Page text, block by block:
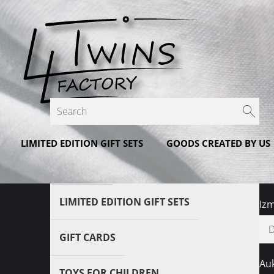
LIMITED EDITION GIFT SETS GOODS CREATED BY US
LIMITED EDITION GIFT SETS
GIFT CARDS